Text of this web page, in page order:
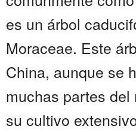
es un árbol
Moraceae. Este
China, aunque se
muchas partes
su cultivo